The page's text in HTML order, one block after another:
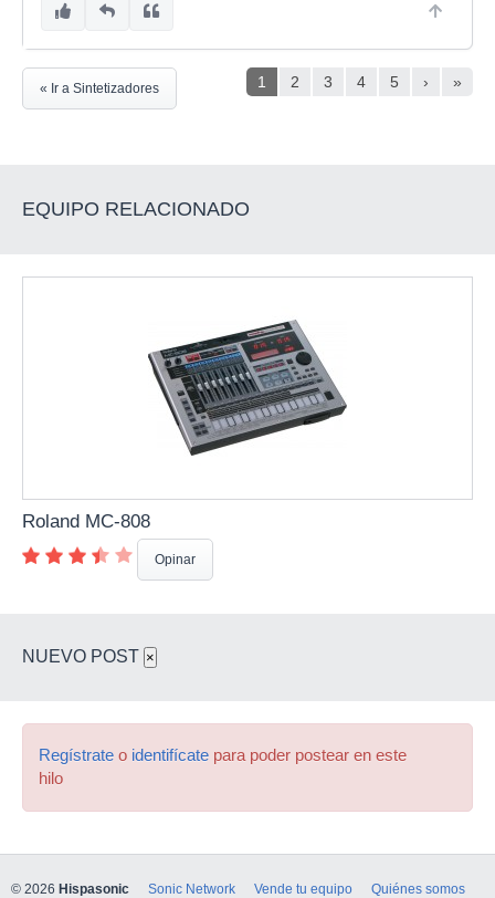
1 2 3 4 5 › »
« Ir a Sintetizadores
EQUIPO RELACIONADO
Roland MC-808
Opinar
NUEVO POST ×
Regístrate o identifícate para poder postear en este
hilo
© 2026 Hispasonic Sonic Network Vende tu equipo Quiénes somos